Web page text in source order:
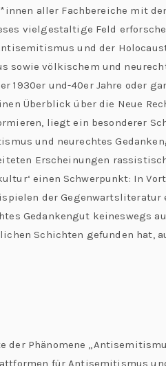
aller Fachbereiche mit
vielgestaltige Feld
und der
völkischem und
1930er und-40er Jahre oder
Überblick über die Neue
liegt ein besonderer
und neurechtes
Erscheinungen
einen Schwerpunkt: In
der Gegenwartsliteratur
Gedankengut keineswegs
Schichten gefunden hat,
Phänomene
für Antisemitismus